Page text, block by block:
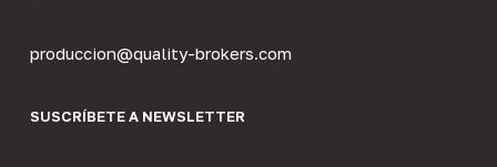
produccion@quality-brokers.com
SUSCRÍBETE A NEWSLETTER